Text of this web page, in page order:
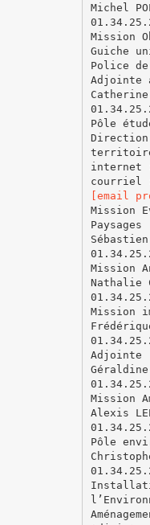
Michel
Mission
Guiche
Police
Adjointe
Catherine
Pôle
Direction
internet
courriel
[email
Mission
Paysages
Sébastien
Mission
Nathalie
Mission
Adjointe
Géraldine
Mission
Alexis
Pôle